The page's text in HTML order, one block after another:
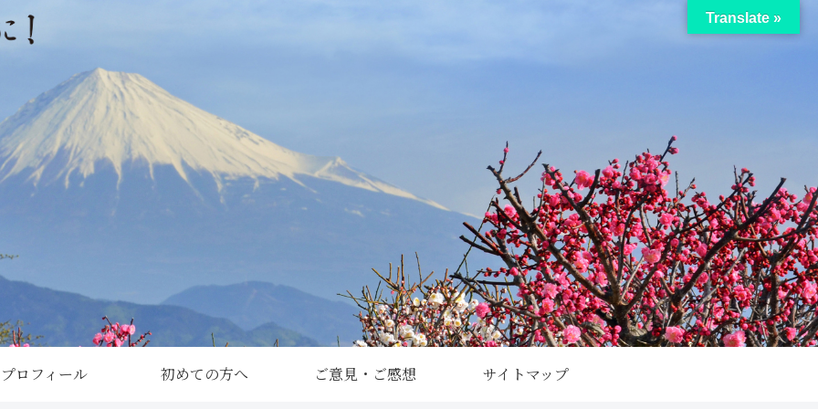
プロフィール 初めての方へ ご意見・ご感想 サイトマップ
Translate »